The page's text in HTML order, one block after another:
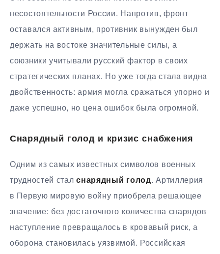
несостоятельности России. Напротив, фронт
оставался активным, противник вынужден был
держать на востоке значительные силы, а
союзники учитывали русский фактор в своих
стратегических планах. Но уже тогда стала видна
двойственность: армия могла сражаться упорно и
даже успешно, но цена ошибок была огромной.
Снарядный голод и кризис снабжения
Одним из самых известных символов военных
трудностей сталснарядный голод. Артиллерия
в Первую мировую войну приобрела решающее
значение: без достаточного количества снарядов
наступление превращалось в кровавый риск, а
оборона становилась уязвимой. Российская